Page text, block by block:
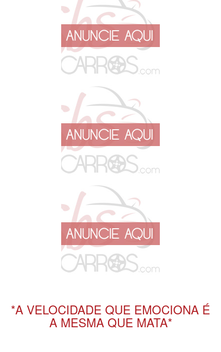
*A VELOCIDADE QUE EMOCIONA É
A MESMA QUE MATA*